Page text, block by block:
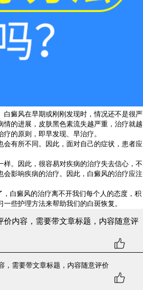
癜风在早期或刚刚发现时，情况还不是很严
的进展，皮肤黑色素流失越严重，治疗就越
的原则，即早发现、早治疗。
有所不同。因此，面对自己的症状，患者应
。因此，很容易对疾病的治疗失去信心，不
影响疾病的治疗。因此，白癜风的治疗应注
白癜风的治疗离不开我们每个人的态度，积
些护理方法来帮助我们的白斑恢复。
价内容，需要带文章标题，内容随意评
，需要带文章标题，内容随意评价